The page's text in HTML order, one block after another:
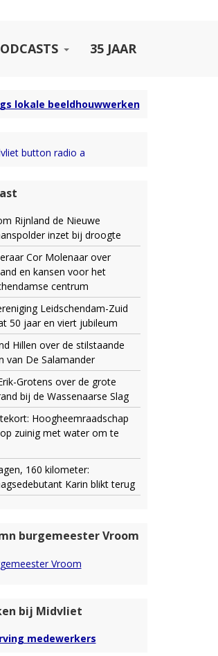
35 JAAR
Rijnland de Nieuwe
inzet bij droogte
Cor Molenaar over
en kansen voor het
centrum
Leidschendam-Zuid
50 jaar en viert jubileum
Hillen over de stilstaande
van De Salamander
Grotens over de grote
bij de Wassenaarse Slag
Hoogheemraadschap
zuinig met water om te
160 kilometer:
Karin blikt terug
burgemeester Vroom
bij Midvliet